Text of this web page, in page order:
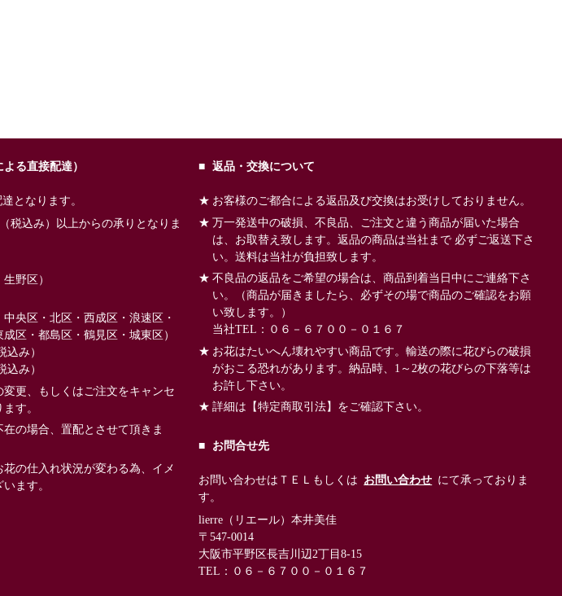
る直接配達）
となります。
税込み）以上からの承りとなりま
野区）
央区・北区・西成区・浪速区・
区・都島区・鶴見区・城東区）
み）
込み）
更、もしくはご注文をキャンセ
す。
の場合、置配とさせて頂きま
の仕入れ状況が変わる為、イメ
ます。
返品・交換について
お客様のご都合による返品及び交換はお受けしておりません。
万一発送中の破損、不良品、ご注文と違う商品が届いた場合
は、お取替え致します。返品の商品は当社まで 必ずご返送下さ
い。送料は当社が負担致します。
不良品の返品をご希望の場合は、商品到着当日中にご連絡下さ
い。（商品が届きましたら、必ずその場で商品のご確認をお願
い致します。）
当社TEL：０６－６７００－０１６７
お花はたいへん壊れやすい商品です。輸送の際に花びらの破損
がおこる恐れがあります。納品時、1～2枚の花びらの下落等は
お許し下さい。
詳細は 【特定商取引法】 をご確認下さい。
お問合せ先
お問い合わせはＴＥＬもしくは お問い合わせ にて承っておりま
す。
lierre（リエール）本井美佳
〒547-0014
大阪市平野区長吉川辺2丁目8-15
TEL：０６－６７００－０１６７